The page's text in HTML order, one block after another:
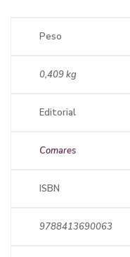
Peso
0,409 kg
Editorial
Comares
ISBN
9788413690063